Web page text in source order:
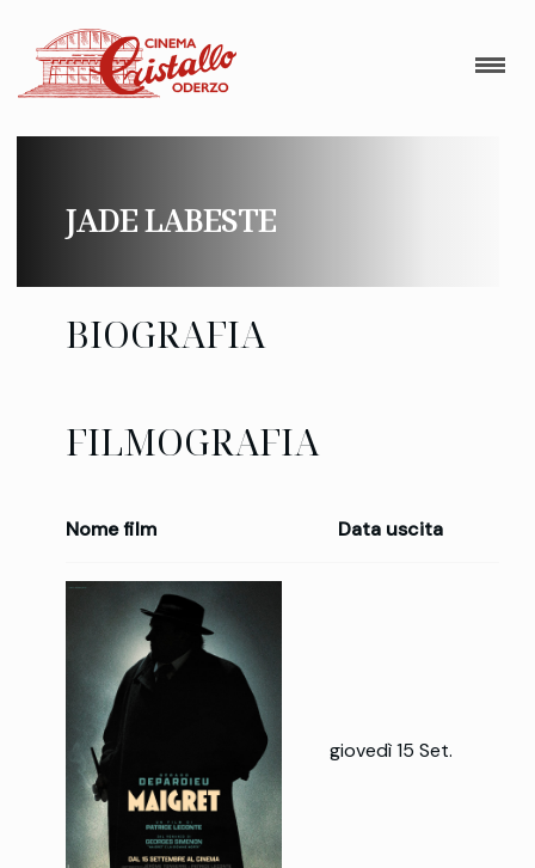
JADE LABESTE
BIOGRAFIA
FILMOGRAFIA
Nome film Data uscita
giovedì 15 Set.